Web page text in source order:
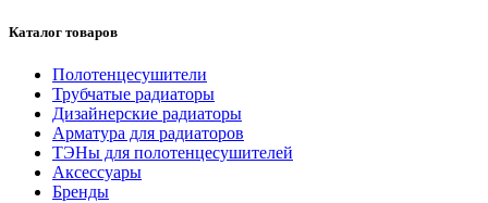
Каталог товаров
Полотенцесушители
Трубчатые радиаторы
Дизайнерские радиаторы
Арматура для радиаторов
ТЭНы для полотенцесушителей
Аксессуары
Бренды